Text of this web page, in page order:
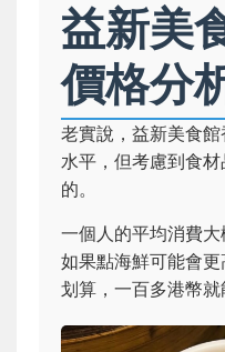
益新美
價格分
老實說，益新美食
水平，但考慮到食
的。
一個人的平均消費
如果點海鮮可能會
划算，一百多港幣就